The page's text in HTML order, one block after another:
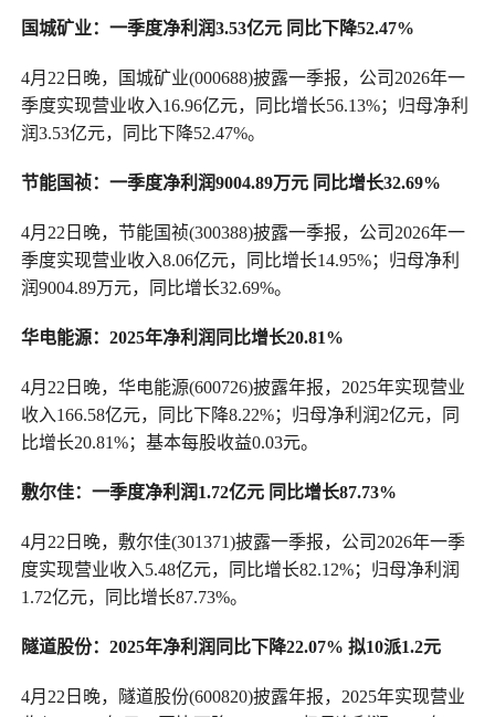
国城矿业：一季度净利润3.53亿元 同比下降52.47%
4月22日晚，国城矿业(000688)披露一季报，公司2026年一
季度实现营业收入16.96亿元，同比增长56.13%；归母净利
润3.53亿元，同比下降52.47%。
节能国祯：一季度净利润9004.89万元 同比增长32.69%
4月22日晚，节能国祯(300388)披露一季报，公司2026年一
季度实现营业收入8.06亿元，同比增长14.95%；归母净利
润9004.89万元，同比增长32.69%。
华电能源：2025年净利润同比增长20.81%
4月22日晚，华电能源(600726)披露年报，2025年实现营业
收入166.58亿元，同比下降8.22%；归母净利润2亿元，同
比增长20.81%；基本每股收益0.03元。
敷尔佳：一季度净利润1.72亿元 同比增长87.73%
4月22日晚，敷尔佳(301371)披露一季报，公司2026年一季
度实现营业收入5.48亿元，同比增长82.12%；归母净利润
1.72亿元，同比增长87.73%。
隧道股份：2025年净利润同比下降22.07% 拟10派1.2元
4月22日晚，隧道股份(600820)披露年报，2025年实现营业